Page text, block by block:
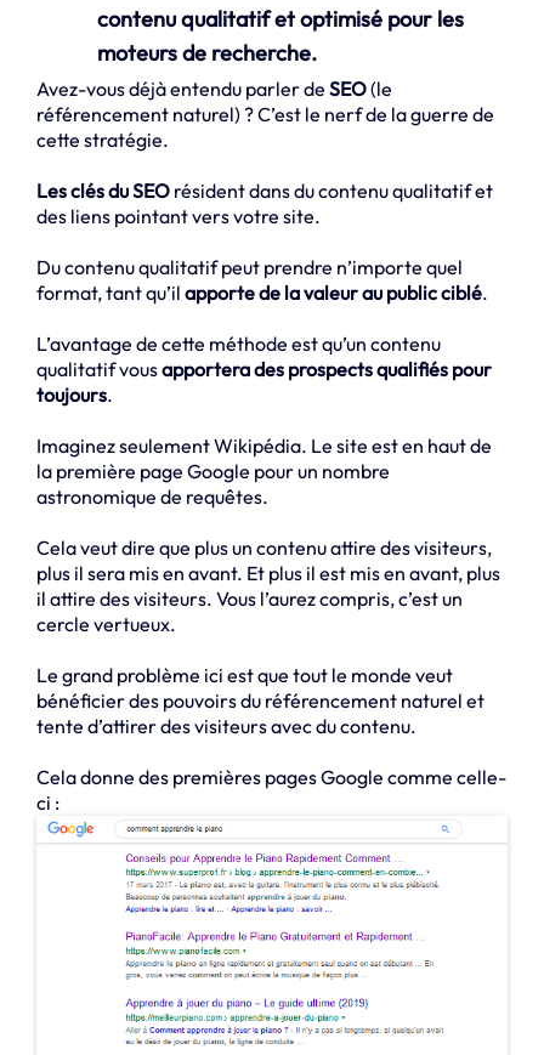
contenu qualitatif et optimisé pour les
moteurs de recherche.
Avez-vous déjà entendu parler de SEO(le
référencement naturel) ? C’est le nerf de la guerre de
cette stratégie.
Les clés du SEO résident dans du contenu qualitatif et
des liens pointant vers votre site.
Du contenu qualitatif peut prendre n’importe quel
format, tant qu’il apporte de la valeur au public ciblé.
L’avantage de cette méthode est qu’un contenu
qualitatif vousapportera des prospects qualifiés pour
toujours.
Imaginez seulement Wikipédia. Le site est en haut de
la première page Google pour un nombre
astronomique de requêtes.
Cela veut dire que plus un contenu attire des visiteurs,
plus il sera mis en avant. Et plus il est mis en avant, plus
il attire des visiteurs. Vous l’aurez compris, c’est un
cercle vertueux.
Le grand problème ici est que tout le monde veut
bénéficier des pouvoirs du référencement naturel et
tente d’attirer des visiteurs avec du contenu.
Cela donne des premières pages Google comme celle-
ci :